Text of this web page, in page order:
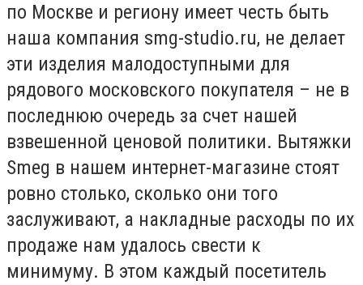
по Москве и региону имеет честь быть
наша компания smg-studio.ru, не делает
эти изделия малодоступными для
рядового московского покупателя – не в
последнюю очередь за счет нашей
взвешенной ценовой политики. Вытяжки
Smeg в нашем интернет-магазине стоят
ровно столько, сколько они того
заслуживают, а накладные расходы по их
продаже нам удалось свести к
минимуму. В этом каждый посетитель